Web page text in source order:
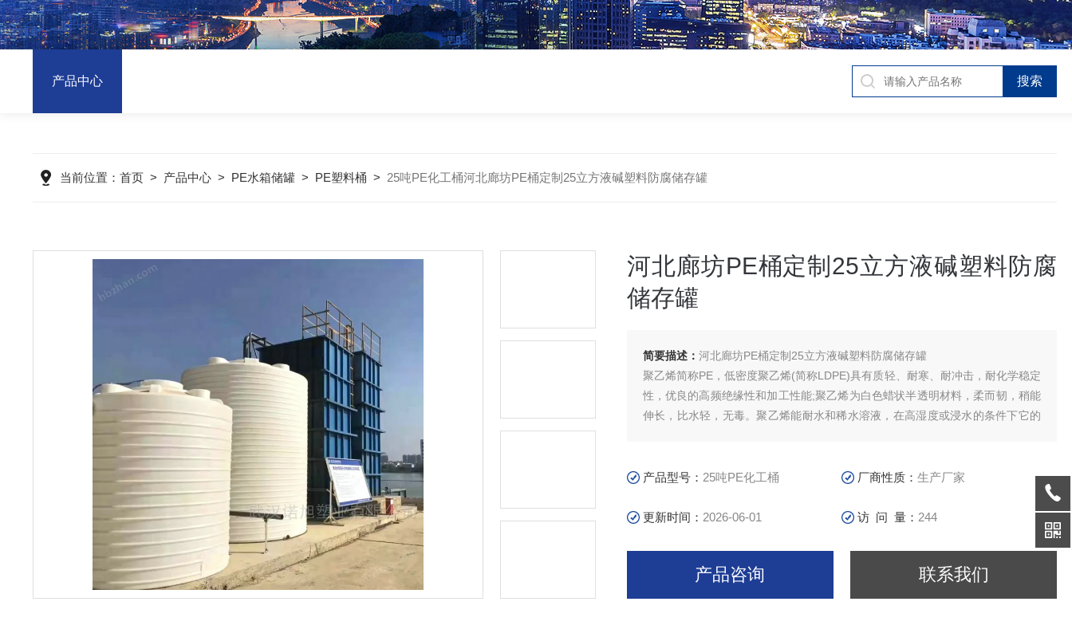
产品中心
当前位置： 首页> 产品中心> PE水箱储罐> PE塑料桶 > 25吨PE化工桶河北廊坊PE桶定制25立方液碱塑料防腐储存罐
河北廊坊PE桶定制25立方液碱塑料防腐
储存罐
简要描述： 河北廊坊PE桶定制25立方液碱塑料防腐储存罐
聚乙烯简称PE，低密度聚乙烯(简称LDPE)具有质轻、耐寒、耐冲击，耐化学稳定
性，优良的高频绝缘性和加工性能;聚乙烯为白色蜡状半透明材料，柔而韧，稍能
伸长，比水轻，无毒。聚乙烯能耐水和稀水溶液，在高湿度或浸水的条件下它的
产品型号： 25吨PE化工桶 厂商性质：生产厂家
更新时间： 2026-06-01 访 问 量： 244
产品咨询 联系我们